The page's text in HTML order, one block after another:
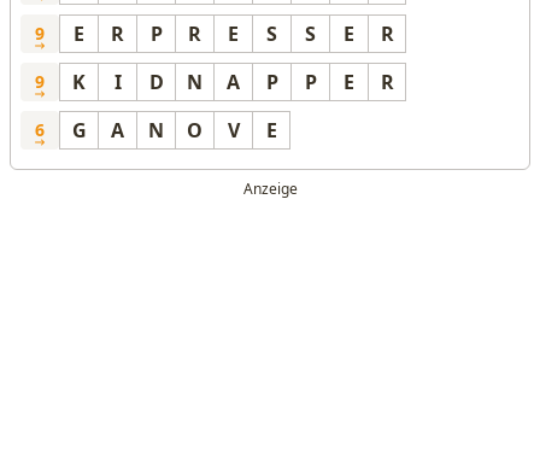
9 E R P R E S S E R
9 K I D N A P P E R
6 G A N O V E